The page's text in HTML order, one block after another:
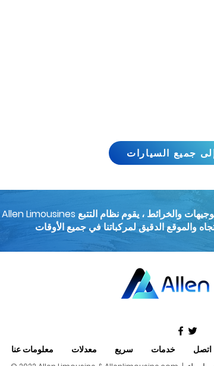
جميع السيارات
معلومات عنا معدلات سريع خدمات اتصل